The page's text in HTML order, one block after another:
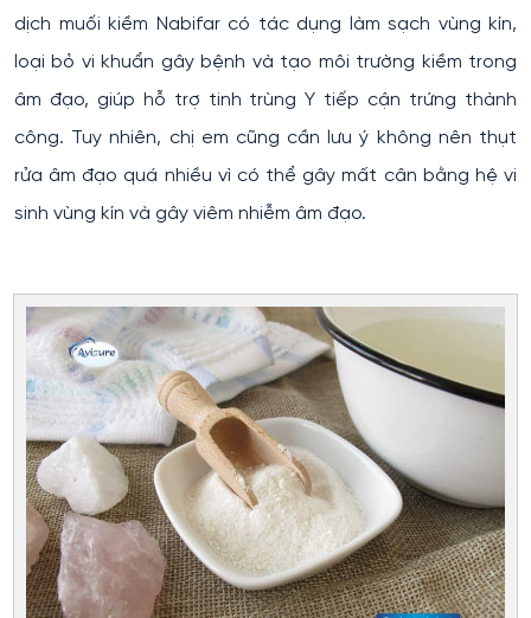
dịch muối kiềm Nabifar có tác dụng làm sạch vùng kín,
loại bỏ vi khuẩn gây bệnh và tạo môi trường kiềm trong
âm đạo, giúp hỗ trợ tinh trùng Y tiếp cận trứng thành
công. Tuy nhiên, chị em cũng cần lưu ý không nên thụt
rửa âm đạo quá nhiều vì có thể gây mất cân bằng hệ vi
sinh vùng kín và gây viêm nhiễm âm đạo.